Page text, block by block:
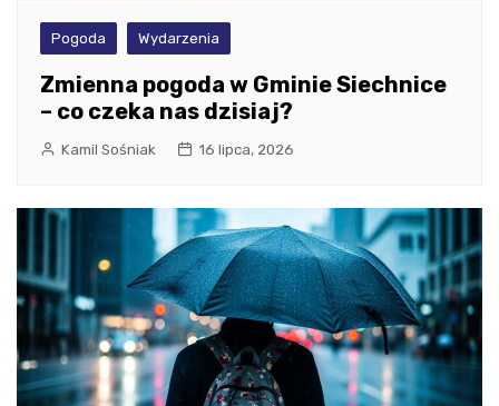
Pogoda Wydarzenia
Zmienna pogoda w Gminie Siechnice
– co czeka nas dzisiaj?
Kamil Sośniak 16 lipca, 2026